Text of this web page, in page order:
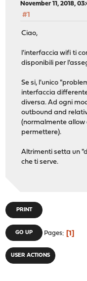
November 11, 2018,
#1
Ciao,
l'interfaccia wifi ti
disponibili per
Se si, l'unico
interfaccia
diversa. Ad ogni
outbound and
(normalmente allow
permettere).
Altrimenti setta un
che ti serve.
PRINT
GO UP Pages 1
USER ACTIONS